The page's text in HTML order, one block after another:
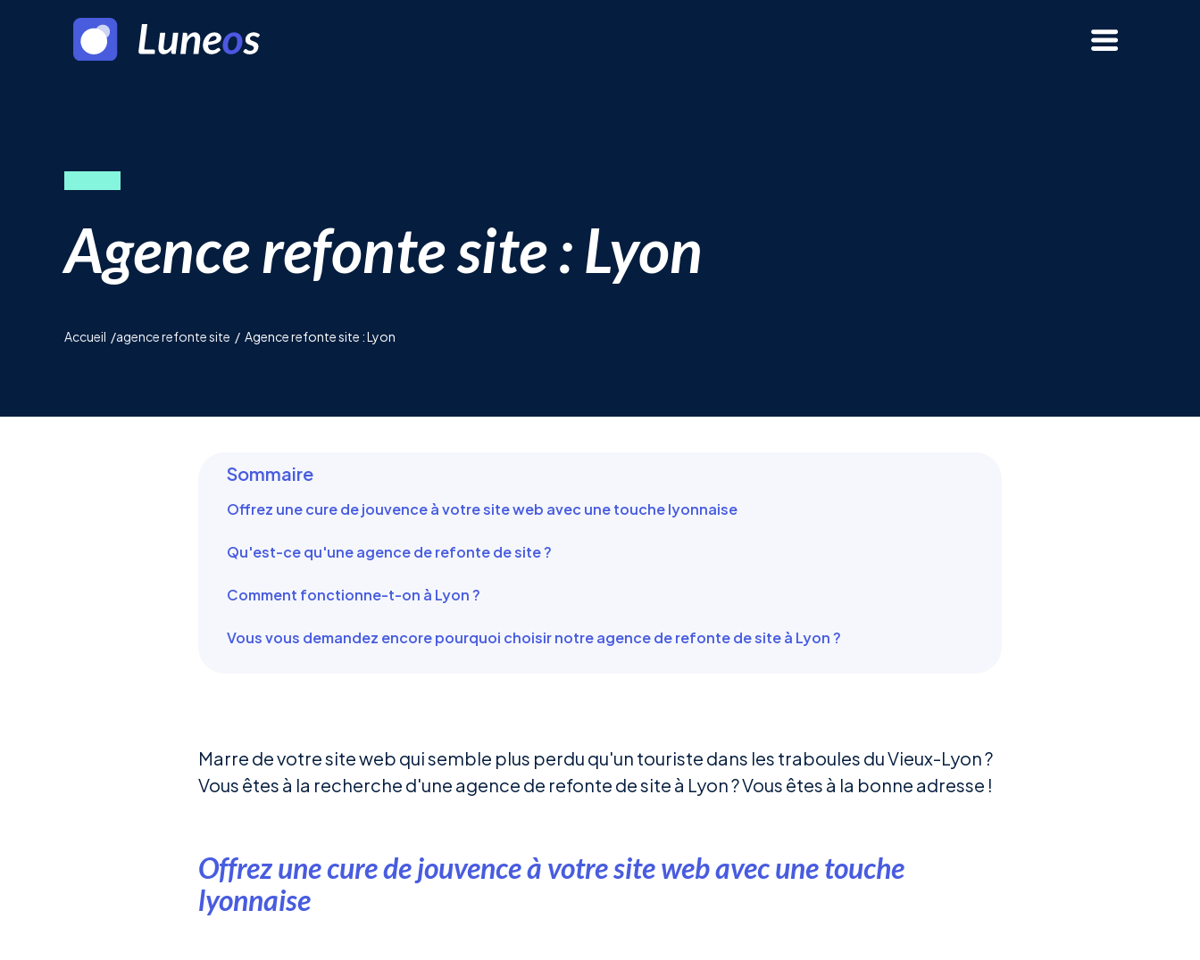
Agence refonte site : Lyon
Accueil /agence refonte site / Agence refonte site : Lyon
Sommaire
Offrez une cure de jouvence à votre site web avec une touche lyonnaise
Qu'est-ce qu'une agence de refonte de site ?
Comment fonctionne-t-on à Lyon ?
Vous vous demandez encore pourquoi choisir notre agence de refonte de site à Lyon ?
Marre de votre site web qui semble plus perdu qu'un touriste dans les traboules du Vieux-Lyon ?
Vous êtes à la recherche d'une agence de refonte de site à Lyon ? Vous êtes à la bonne adresse !
Offrez une cure de jouvence à votre site web avec une touche
lyonnaise